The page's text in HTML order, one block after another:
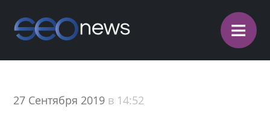
≡
27 Сентября 2019 в 14:52